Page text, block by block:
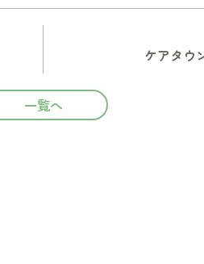
ケアタウ
一覧へ